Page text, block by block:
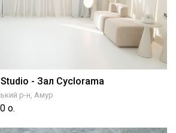
- Зал Cyclorama
р-н, Амур
о.